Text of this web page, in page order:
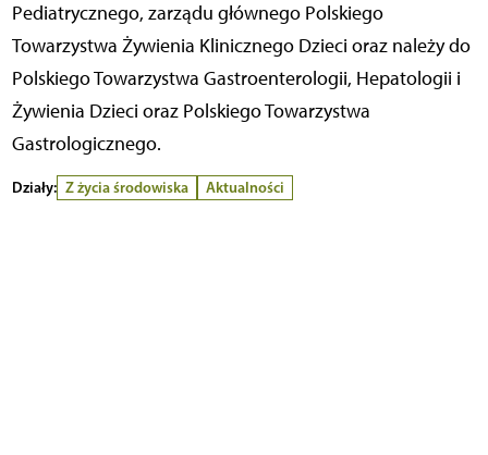
Pediatrycznego, zarządu głównego Polskiego
Towarzystwa Żywienia Klinicznego Dzieci oraz należy do
Polskiego Towarzystwa Gastroenterologii, Hepatologii i
Żywienia Dzieci oraz Polskiego Towarzystwa
Gastrologicznego.
Działy: Z życia środowiska Aktualności